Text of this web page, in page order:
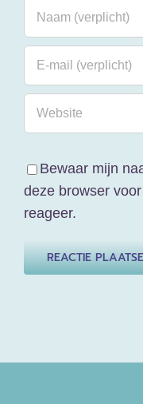
Bewaar mijn
deze browser
reageer.